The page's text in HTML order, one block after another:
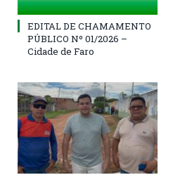
EDITAL DE CHAMAMENTO
PÚBLICO Nº 01/2026 –
Cidade de Faro